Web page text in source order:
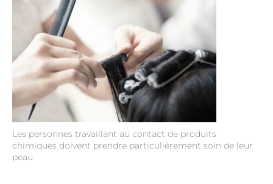
Les personnes travaillant au contact de produits
chimiques doivent prendre particulièrement soin de leur
peau.